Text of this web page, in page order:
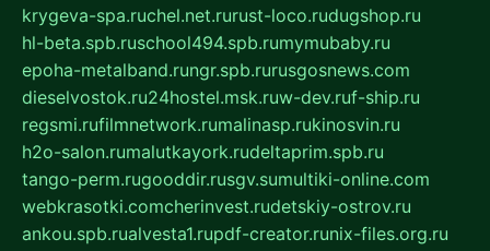
krygeva-spa.ruchel.net.rurust-loco.rudugshop.ru
hl-beta.spb.ruschool494.spb.rumymubaby.ru
epoha-metalband.rungr.spb.rurusgosnews.com
dieselvostok.ru24hostel.msk.ruw-dev.ruf-ship.ru
regsmi.rufilmnetwork.rumalinasp.rukinosvin.ru
h2o-salon.rumalutkayork.rudeltaprim.spb.ru
tango-perm.rugooddir.rusgv.sumultiki-online.com
webkrasotki.comcherinvest.rudetskiy-ostrov.ru
ankou.spb.rualvesta1.rupdf-creator.runix-files.org.ru